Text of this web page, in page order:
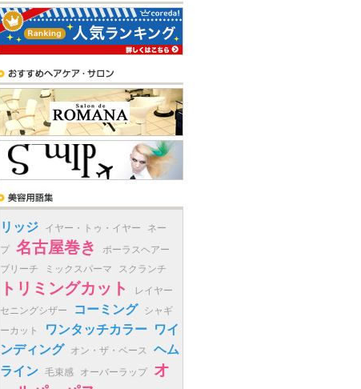
リッジ イヤー・トゥ・イヤー
ネー
プ 名古屋巻き
ポーラスヘアー
ブリーチ
ミックスパーマ スクランチ
トリミングカット
レイヤー
セニングシザー
コーミング
シャギ
ーカット
ワンタッチカラー ワイ
ンディング
オン・ザ・ベース
ヘム
ライン 毛束感 オーバーラップ
オ